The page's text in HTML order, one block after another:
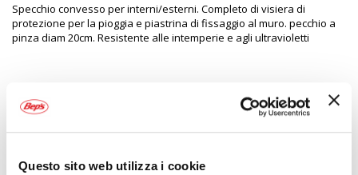
Questo sito web utilizza i cookie
Specchio convesso per interni/esterni. Completo di visiera di
protezione per la pioggia e piastrina di fissaggio al muro. pecchio a
pinza diam 20cm. Resistente alle intemperie e agli ultravioletti
Specifiche tecniche
Maggiori 1524013
Si